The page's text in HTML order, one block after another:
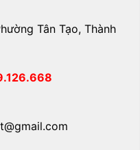
Tân Tạo, Thành